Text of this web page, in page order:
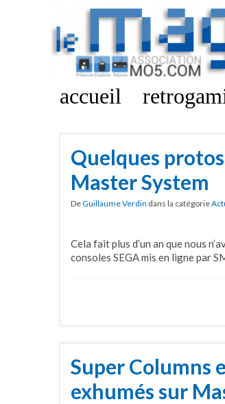
accueil
Quelques
Master System
DeGuillaume Verdin dans la catégorie
Cela fait plus d’un an que nous
consoles SEGA mis en ligne par
Super Columns
exhumés sur